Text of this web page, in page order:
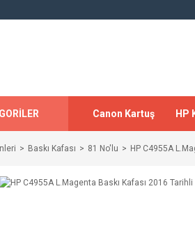
Canon Kartuş HP
Baskı Kafası 81 No'lu HP C4955A